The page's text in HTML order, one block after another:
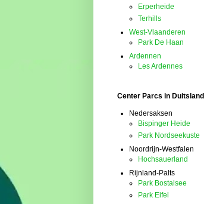
Erperheide
Terhills
West-Vlaanderen
Park De Haan
Ardennen
Les Ardennes
Center Parcs in Duitsland
Nedersaksen
Bispinger Heide
Park Nordseekuste
Noordrijn-Westfalen
Hochsauerland
Rijnland-Palts
Park Bostalsee
Park Eifel